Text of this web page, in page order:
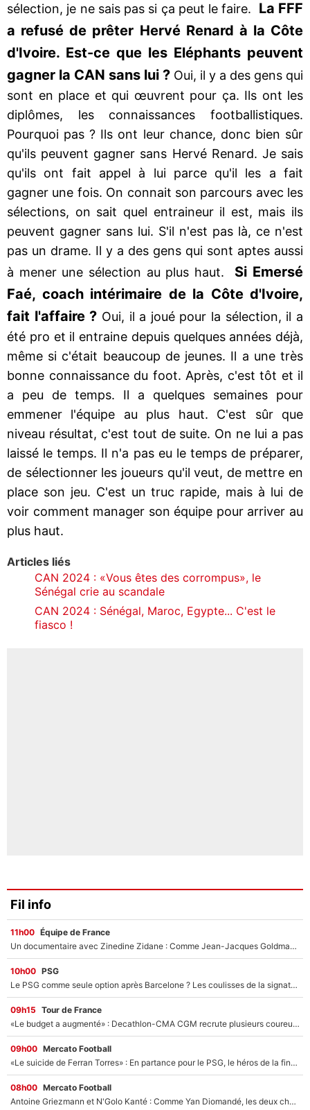
sélection, je ne sais pas si ça peut le faire. La FFF
a refusé de prêter Hervé Renard à la Côte
d'Ivoire. Est-ce que les Eléphants peuvent
gagner la CAN sans lui ? Oui, il y a des gens qui
sont en place et qui œuvrent pour ça. Ils ont les
diplômes, les connaissances footballistiques.
Pourquoi pas ? Ils ont leur chance, donc bien sûr
qu'ils peuvent gagner sans Hervé Renard. Je sais
qu'ils ont fait appel à lui parce qu'il les a fait
gagner une fois. On connait son parcours avec les
sélections, on sait quel entraineur il est, mais ils
peuvent gagner sans lui. S'il n'est pas là, ce n'est
pas un drame. Il y a des gens qui sont aptes aussi
à mener une sélection au plus haut. Si Emersé
Faé, coach intérimaire de la Côte d'Ivoire,
fait l'affaire ? Oui, il a joué pour la sélection, il a
été pro et il entraine depuis quelques années déjà,
même si c'était beaucoup de jeunes. Il a une très
bonne connaissance du foot. Après, c'est tôt et il
a peu de temps. Il a quelques semaines pour
emmener l'équipe au plus haut. C'est sûr que
niveau résultat, c'est tout de suite. On ne lui a pas
laissé le temps. Il n'a pas eu le temps de préparer,
de sélectionner les joueurs qu'il veut, de mettre en
place son jeu. C'est un truc rapide, mais à lui de
voir comment manager son équipe pour arriver au
plus haut.
Articles liés
CAN 2024 : «Vous êtes des corrompus», le
Sénégal crie au scandale
CAN 2024 : Sénégal, Maroc, Egypte... C'est le
fiasco !
Fil info
11h00 Équipe de France
Un documentaire avec Zinedine Zidane : Comme Jean-Jacques Goldman et Mylène Farmer, le nouveau sélectionneur de l'équipe de France a recalé une journaliste très connue
10h00 PSG
Le PSG comme seule option après Barcelone ? Les coulisses de la signature historique de Lionel Messi sont révélées au grand jour !
09h15 Tour de France
«Le budget a augmenté» : Decathlon-CMA CGM recrute plusieurs coureurs pour offrir à Paul Seixas une équipe pour gagner le Tour de France 2027
09h00 Mercato Football
«Le suicide de Ferran Torres» : En partance pour le PSG, le héros de la finale de la Coupe du monde s'attire les foudres de la presse espagnole !
08h00 Mercato Football
Antoine Griezmann et N'Golo Kanté : Comme Yan Diomandé, les deux champions du monde ont refusé de signer au PSG !